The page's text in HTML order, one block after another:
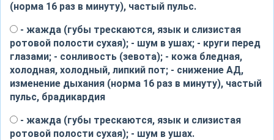
(норма 16 раз в минуту), частый пульс.
- жажда (губы трескаются, язык и слизистая
ротовой полости сухая); - шум в ушах; - круги перед
глазами; - сонливость (зевота); - кожа бледная,
холодная, холодный, липкий пот; - снижение АД,
изменение дыхания (норма 16 раз в минуту), частый
пульс, брадикардия
- жажда (губы трескаются, язык и слизистая
ротовой полости сухая); - шум в ушах.